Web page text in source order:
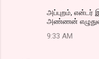
அப்புறம், என்டர்
அண்ணன்
9:33 AM